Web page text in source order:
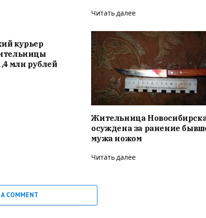
Читать далее
курьер
млн рублей
Жительница
осуждена за ранение
мужа ножом
Читать далее
COMMENT